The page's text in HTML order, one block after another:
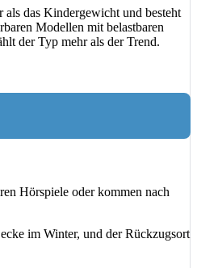
das Kindergewicht und besteht
Modellen mit belastbaren
der Typ mehr als der Trend.
Hörspiele oder kommen nach
im Winter, und der Rückzugsort